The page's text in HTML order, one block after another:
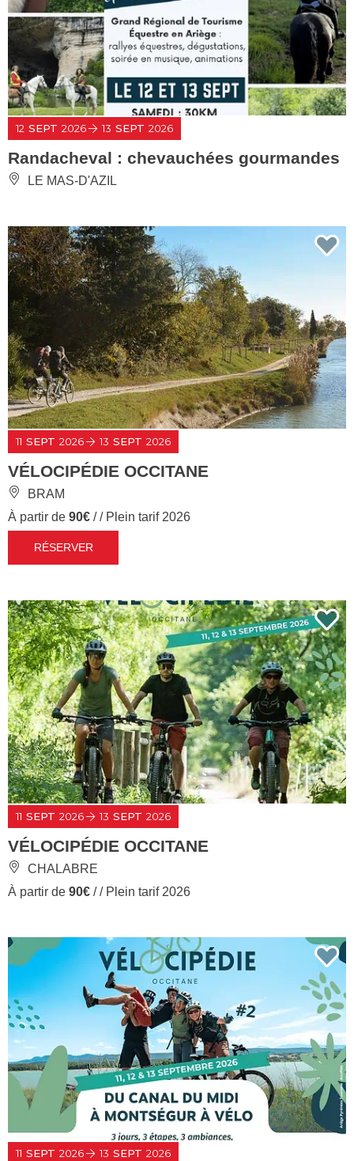
12 SEPT 2026 13 SEPT 2026
Randacheval : chevauchées gourmandes
LE MAS-D'AZIL
11 SEPT 2026 13 SEPT 2026
VÉLOCIPÉDIE OCCITANE
BRAM
À partir de 90€ / / Plein tarif 2026
RÉSERVER
11 SEPT 2026 13 SEPT 2026
VÉLOCIPÉDIE OCCITANE
CHALABRE
À partir de 90€ / / Plein tarif 2026
11 SEPT 2026 13 SEPT 2026